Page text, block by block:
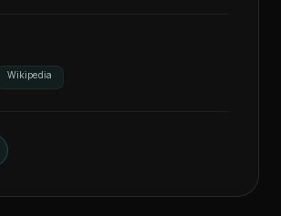
Wikipedia